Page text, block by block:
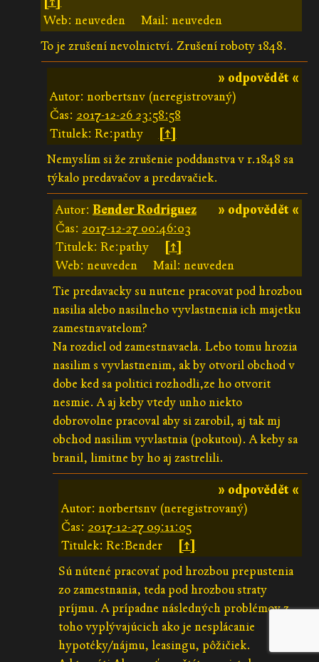
Web: neuveden
Mail: neuveden
To je zrušení nevolnictví. Zrušení roboty 1848.
» odpovědět «
Autor: norbertsnv (neregistrovaný)
Čas: 2017-12-26 23:58:58
Titulek: Re:pathy
[↑]
Nemyslím si že zrušenie poddanstva v r.1848 sa
týkalo predavačov a predavačiek.
» odpovědět «
Autor: Bender Rodriguez
Čas: 2017-12-27 00:46:03
Titulek: Re:pathy
[↑]
Web: neuveden
Mail: neuveden
Tie predavacky su nutene pracovat pod hrozbou
nasilia alebo nasilneho vyvlastnenia ich majetku
zamestnavatelom?
Na rozdiel od zamestnavaela. Lebo tomu hrozia
nasilim s vyvlastnenim, ak by otvoril obchod v
dobe ked sa politici rozhodli,ze ho otvorit
nesmie. A aj keby vtedy unho niekto
dobrovolne pracoval aby si zarobil, aj tak mj
obchod nasilim vyvlastnia (pokutou). A keby sa
branil, limitne by ho aj zastrelili.
» odpovědět «
Autor: norbertsnv (neregistrovaný)
Čas: 2017-12-27 09:11:05
Titulek: Re:Bender
[↑]
Sú nútené pracovať pod hrozbou prepustenia
zo zamestnania, teda pod hrozbou straty
príjmu. A prípadne následných problémov z
toho vyplývajúcich ako je nesplácanie
hypotéky/nájmu, leasingu, pôžičiek.